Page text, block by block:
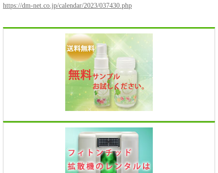
https://dm-net.co.jp/calendar/2023/037430.php